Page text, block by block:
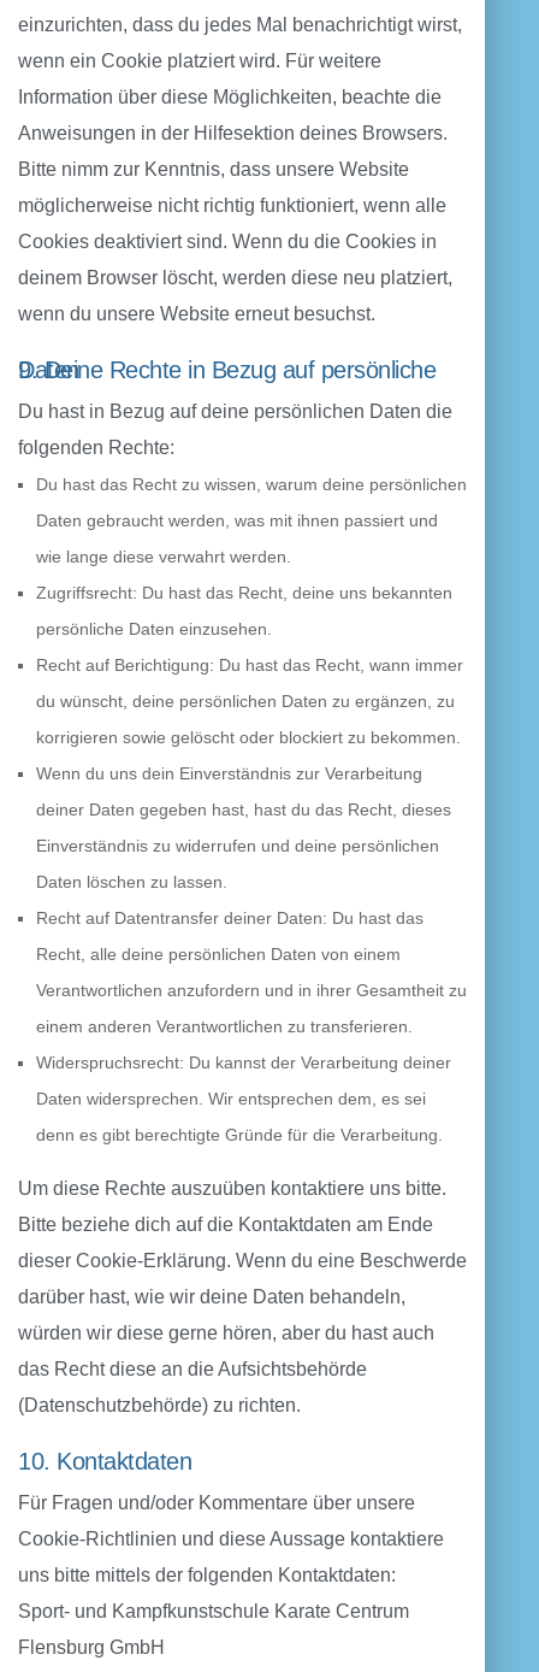
einzurichten, dass du jedes Mal benachrichtigt wirst,
wenn ein Cookie platziert wird. Für weitere
Information über diese Möglichkeiten, beachte die
Anweisungen in der Hilfesektion deines Browsers.
Bitte nimm zur Kenntnis, dass unsere Website
möglicherweise nicht richtig funktioniert, wenn alle
Cookies deaktiviert sind. Wenn du die Cookies in
deinem Browser löscht, werden diese neu platziert,
wenn du unsere Website erneut besuchst.
9. Deine Rechte in Bezug auf persönliche Daten
Du hast in Bezug auf deine persönlichen Daten die
folgenden Rechte:
Du hast das Recht zu wissen, warum deine persönlichen
Daten gebraucht werden, was mit ihnen passiert und
wie lange diese verwahrt werden.
Zugriffsrecht: Du hast das Recht, deine uns bekannten
persönliche Daten einzusehen.
Recht auf Berichtigung: Du hast das Recht, wann immer
du wünscht, deine persönlichen Daten zu ergänzen, zu
korrigieren sowie gelöscht oder blockiert zu bekommen.
Wenn du uns dein Einverständnis zur Verarbeitung
deiner Daten gegeben hast, hast du das Recht, dieses
Einverständnis zu widerrufen und deine persönlichen
Daten löschen zu lassen.
Recht auf Datentransfer deiner Daten: Du hast das
Recht, alle deine persönlichen Daten von einem
Verantwortlichen anzufordern und in ihrer Gesamtheit zu
einem anderen Verantwortlichen zu transferieren.
Widerspruchsrecht: Du kannst der Verarbeitung deiner
Daten widersprechen. Wir entsprechen dem, es sei
denn es gibt berechtigte Gründe für die Verarbeitung.
Um diese Rechte auszuüben kontaktiere uns bitte.
Bitte beziehe dich auf die Kontaktdaten am Ende
dieser Cookie-Erklärung. Wenn du eine Beschwerde
darüber hast, wie wir deine Daten behandeln,
würden wir diese gerne hören, aber du hast auch
das Recht diese an die Aufsichtsbehörde
(Datenschutzbehörde) zu richten.
10. Kontaktdaten
Für Fragen und/oder Kommentare über unsere
Cookie-Richtlinien und diese Aussage kontaktiere
uns bitte mittels der folgenden Kontaktdaten:
Sport- und Kampfkunstschule Karate Centrum
Flensburg GmbH